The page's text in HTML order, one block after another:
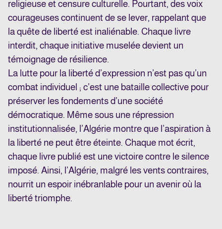
religieuse et censure culturelle. Pourtant, des voix
courageuses continuent de se lever, rappelant que
la quête de liberté est inaliénable. Chaque livre
interdit, chaque initiative muselée devient un
témoignage de résilience.
La lutte pour la liberté d’expression n’est pas qu’un
combat individuel ; c’est une bataille collective pour
préserver les fondements d’une société
démocratique. Même sous une répression
institutionnalisée, l’Algérie montre que l’aspiration à
la liberté ne peut être éteinte. Chaque mot écrit,
chaque livre publié est une victoire contre le silence
imposé. Ainsi, l’Algérie, malgré les vents contraires,
nourrit un espoir inébranlable pour un avenir où la
liberté triomphe.